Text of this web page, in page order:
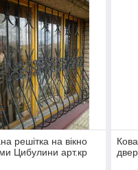
решітка на вікно
Цибулини арт.кр